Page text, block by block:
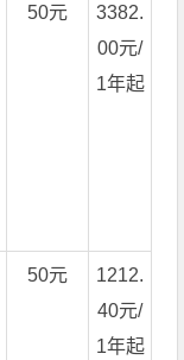
50元
3382.
00元/
1年起
50元
1212.
40元/
1年起